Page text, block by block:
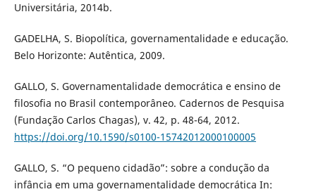
Universitária, 2014b.
GADELHA, S. Biopolítica, governamentalidade e educação.
Belo Horizonte: Autêntica, 2009.
GALLO, S. Governamentalidade democrática e ensino de
filosofia no Brasil contemporâneo. Cadernos de Pesquisa
(Fundação Carlos Chagas), v. 42, p. 48-64, 2012.
https://doi.org/10.1590/s0100-15742012000100005
GALLO, S. “O pequeno cidadão”: sobre a condução da
infância em uma governamentalidade democrática In: